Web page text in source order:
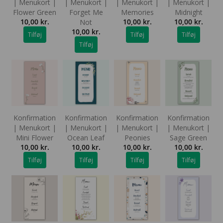
| Menukort |
Flower Green
10,00 kr.
Tilføj
| Menukort |
Forget Me
Not
10,00 kr.
Tilføj
| Menukort |
Memories
10,00 kr.
Tilføj
| Menukort |
Midnight
10,00 kr.
Tilføj
Konfirmation
| Menukort |
Mini Flower
10,00 kr.
Tilføj
Konfirmation
| Menukort |
Ocean Leaf
10,00 kr.
Tilføj
Konfirmation
| Menukort |
Peonies
10,00 kr.
Tilføj
Konfirmation
| Menukort |
Sage Green
10,00 kr.
Tilføj